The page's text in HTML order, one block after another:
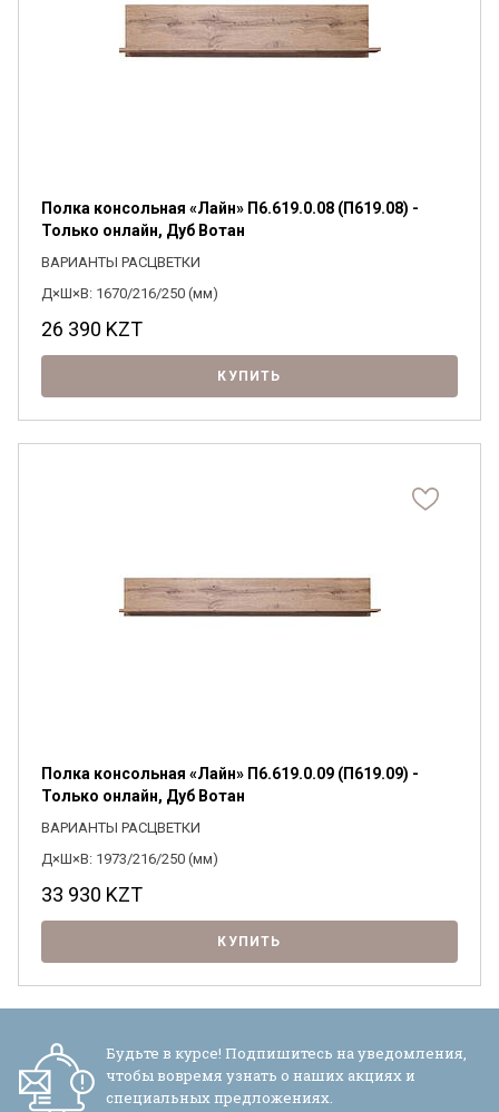
Полка консольная «Лайн» П6.619.0.08 (П619.08) -
Только онлайн, Дуб Вотан
ВАРИАНТЫ РАСЦВЕТКИ
Д×Ш×В: 1670/216/250 (мм)
26 390 KZT
КУПИТЬ
Полка консольная «Лайн» П6.619.0.09 (П619.09) -
Только онлайн, Дуб Вотан
ВАРИАНТЫ РАСЦВЕТКИ
Д×Ш×В: 1973/216/250 (мм)
33 930 KZT
КУПИТЬ
Будьте в курсе! Подпишитесь на уведомления,
чтобы вовремя узнать о наших акциях и
специальных предложениях.